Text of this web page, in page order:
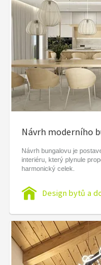
Návrh moderního
Návrh bungalovu je
interiéru, který plynule
harmonický celek.
Design bytů a